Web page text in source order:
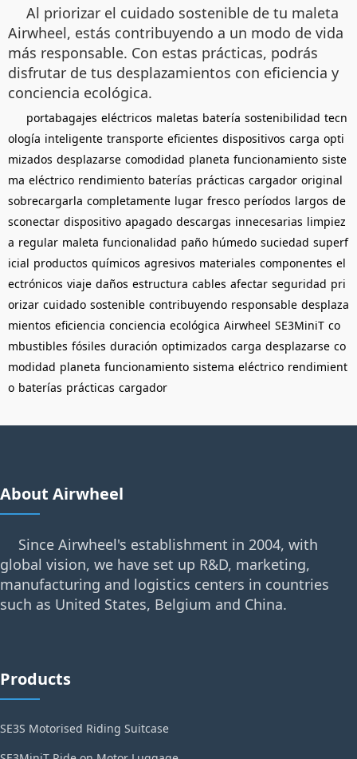
Al priorizar el cuidado sostenible de tu maleta
Airwheel, estás contribuyendo a un modo de vida
más responsable. Con estas prácticas, podrás
disfrutar de tus desplazamientos con eficiencia y
conciencia ecológica.
portabagajes eléctricos maletas batería sostenibilidad tecn
ología inteligente transporte eficientes dispositivos carga opti
mizados desplazarse comodidad planeta funcionamiento siste
ma eléctrico rendimiento baterías prácticas cargador original
sobrecargarla completamente lugar fresco períodos largos de
sconectar dispositivo apagado descargas innecesarias limpiez
a regular maleta funcionalidad paño húmedo suciedad superf
icial productos químicos agresivos materiales componentes el
ectrónicos viaje daños estructura cables afectar seguridad pri
orizar cuidado sostenible contribuyendo responsable desplaza
mientos eficiencia conciencia ecológica Airwheel SE3MiniT co
mbustibles fósiles duración optimizados carga desplazarse co
modidad planeta funcionamiento sistema eléctrico rendimient
o baterías prácticas cargador
About Airwheel
Since Airwheel's establishment in 2004, with
global vision, we have set up R&D, marketing,
manufacturing and logistics centers in countries
such as United States, Belgium and China.
Products
SE3S Motorised Riding Suitcase